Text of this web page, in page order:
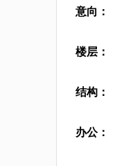
意向：
楼层：
结构：
办公：